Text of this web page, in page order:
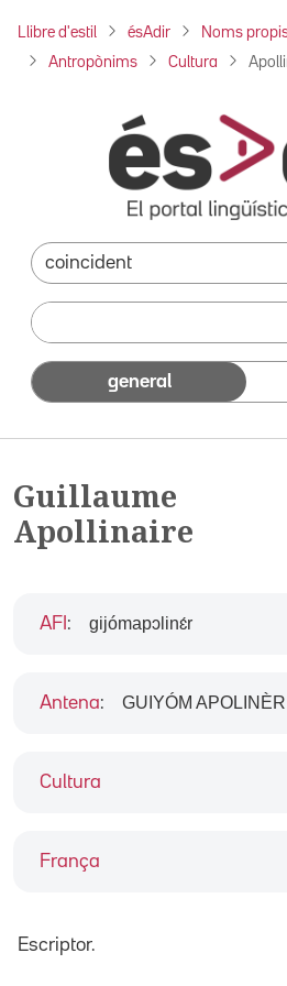
Llibre d'estil ésAdir Noms
Antropònims Cultura
general
Guillaume
Apollinaire
Cultura
França
AFI : gijómapɔlinɛ́r
Antena: GUIYÓM APOLINÈR
Escriptor.